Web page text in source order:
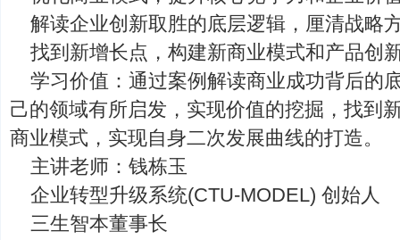
解读企业创新取胜的底层逻辑，厘清战略
找到新增长点，构建新商业模式和产品创
学习价值：通过案例解读商业成功背后的
己的领域有所启发，实现价值的挖掘，找到
商业模式，实现自身二次发展曲线的打造。
主讲老师：钱栋玉
企业转型升级系统(CTU-MODEL) 创始人
三生智本董事长